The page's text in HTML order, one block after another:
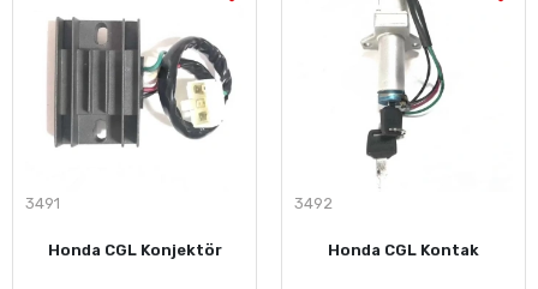
3491
Honda CGL Konjektör
3492
Honda CGL Kontak